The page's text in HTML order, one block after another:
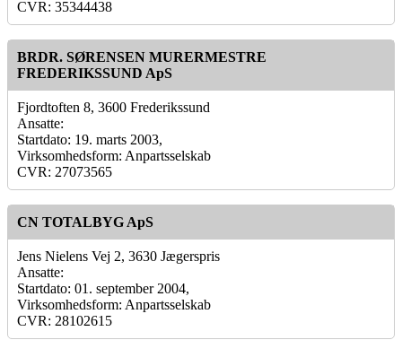
CVR: 35344438
BRDR. SØRENSEN MURERMESTRE
FREDERIKSSUND ApS
Fjordtoften 8, 3600 Frederikssund
Ansatte:
Startdato: 19. marts 2003,
Virksomhedsform: Anpartsselskab
CVR: 27073565
CN TOTALBYG ApS
Jens Nielens Vej 2, 3630 Jægerspris
Ansatte:
Startdato: 01. september 2004,
Virksomhedsform: Anpartsselskab
CVR: 28102615